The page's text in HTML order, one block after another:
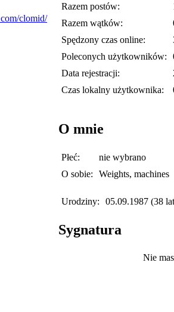
clomid/
Razem postów:
Razem wątków:
Spędzony czas online:
Poleconych użytkowników:
Data rejestracji:
Czas lokalny użytkownika:
O mnie
Płeć:
nie wybrano
O sobie:
Weights, machines
Urodziny: 05.09.1987 (38
Sygnatura
Nie